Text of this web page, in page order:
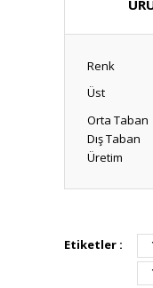
Renk
Üst
Orta Taban
Dış Taban
Üretim
Görüş ve
Ürün
Etiketler :